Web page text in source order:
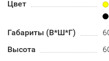
Цвет
Габариты (В*Ш*Г)
Высота